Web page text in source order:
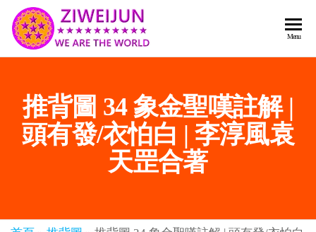
紫薇
《推
背
圖》
預
紫薇
世
主
樂
章-
人
人
彌
Menu
推背圖 34 象金聖嘆註解 |
頭有發/衣怕白 | 李淳風袁
天罡合著